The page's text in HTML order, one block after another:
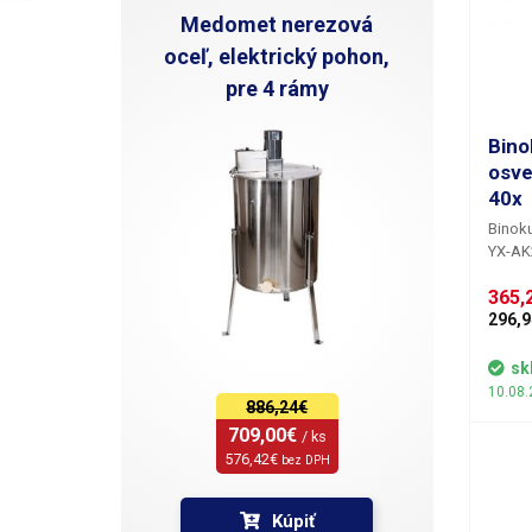
Medomet nerezová
oceľ, elektrický pohon,
pre 4 rámy
886,24€
709,00€ / ks
576,42€ bez DPH
Kúpiť
40x
YX-